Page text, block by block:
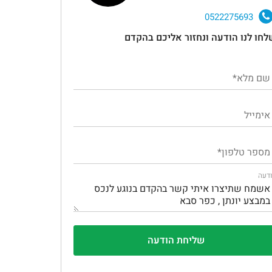
0522275693
לנו הודעה ונחזור אליכם בהקדם